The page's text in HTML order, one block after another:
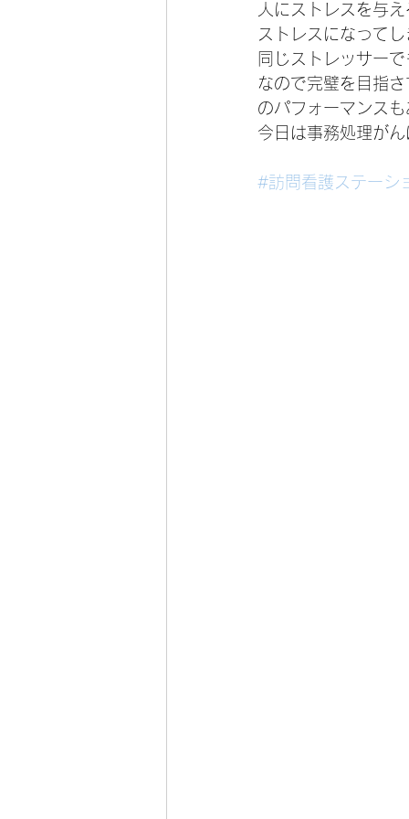
人にストレスを与
ストレスになって
同じストレッサー
なので完璧を目指
のパフォーマンス
今日は事務処理が
#訪問看護ステーシ